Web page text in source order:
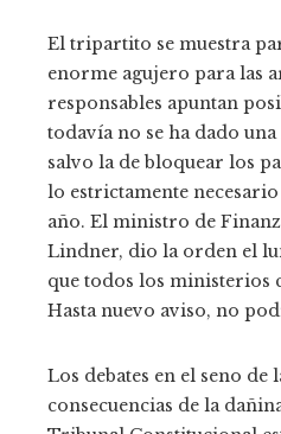
El tripartito se muestra
enorme agujero para las
responsables apuntan
todavía no se ha dado
salvo la de bloquear los
lo estrictamente
año. El ministro de
Lindner, dio la orden el
que todos los ministerios
Hasta nuevo aviso, no
Los debates en el seno de
consecuencias de la